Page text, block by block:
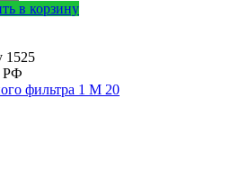
в корзину
1525
РФ
фильтра 1 М 20